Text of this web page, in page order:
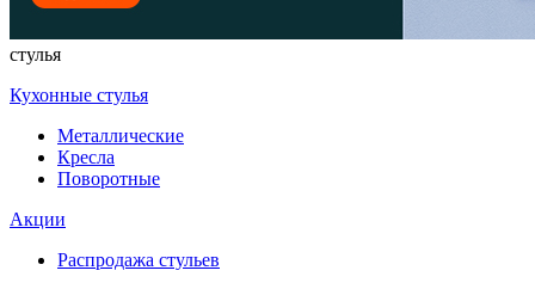
стулья
Кухонные стулья
Металлические
Кресла
Поворотные
Акции
Распродажа стульев